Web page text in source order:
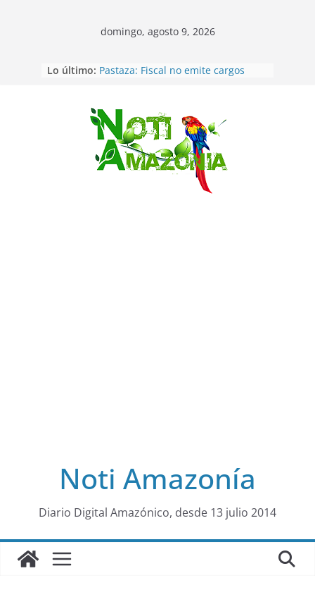
Saltar
al
domingo, agosto 9, 2026
Lo último: Pastaza: Fiscal no emite cargos
con una menor de10 años en
frontera sur
Napo: presunto sicariato en cantón
Archidona
Ecuador: dos jóvenes de 22 años
desaparecidos fueron encontrados
muertos en Puerto lopez
Noti Amazonía
Diario Digital Amazónico, desde 13 julio 2014